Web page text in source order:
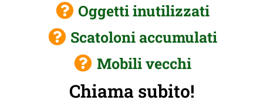
Oggetti inutilizzati
Scatoloni accumulati
Mobili vecchi
Chiama subito!